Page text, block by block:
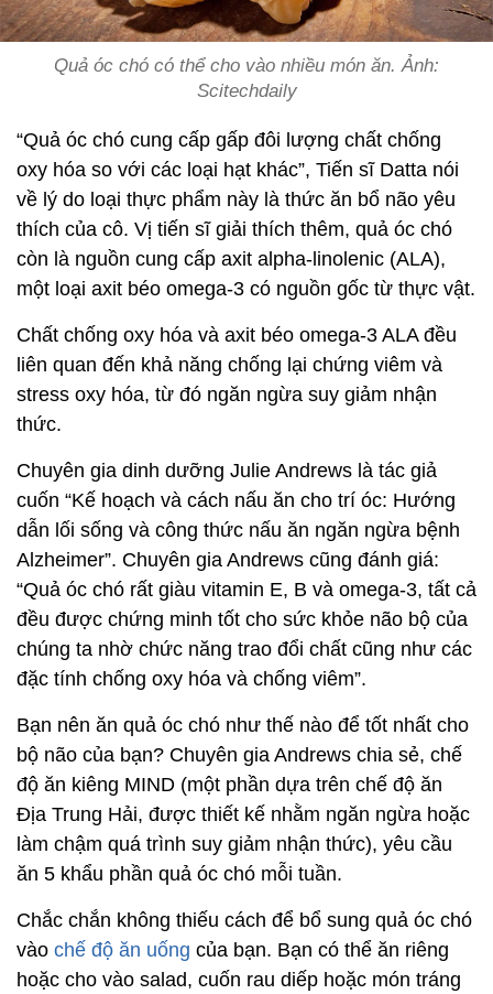
Quả óc chó có thể cho vào nhiều món ăn. Ảnh:
Scitechdaily
“Quả óc chó cung cấp gấp đôi lượng chất chống
oxy hóa so với các loại hạt khác”, Tiến sĩ Datta nói
về lý do loại thực phẩm này là thức ăn bổ não yêu
thích của cô. Vị tiến sĩ giải thích thêm, quả óc chó
còn là nguồn cung cấp axit alpha-linolenic (ALA),
một loại axit béo omega-3 có nguồn gốc từ thực vật.
Chất chống oxy hóa và axit béo omega-3 ALA đều
liên quan đến khả năng chống lại chứng viêm và
stress oxy hóa, từ đó ngăn ngừa suy giảm nhận
thức.
Chuyên gia dinh dưỡng Julie Andrews là tác giả
cuốn “Kế hoạch và cách nấu ăn cho trí óc: Hướng
dẫn lối sống và công thức nấu ăn ngăn ngừa bệnh
Alzheimer”. Chuyên gia Andrews cũng đánh giá:
“Quả óc chó rất giàu vitamin E, B và omega-3, tất cả
đều được chứng minh tốt cho sức khỏe não bộ của
chúng ta nhờ chức năng trao đổi chất cũng như các
đặc tính chống oxy hóa và chống viêm”.
Bạn nên ăn quả óc chó như thế nào để tốt nhất cho
bộ não của bạn? Chuyên gia Andrews chia sẻ, chế
độ ăn kiêng MIND (một phần dựa trên chế độ ăn
Địa Trung Hải, được thiết kế nhằm ngăn ngừa hoặc
làm chậm quá trình suy giảm nhận thức), yêu cầu
ăn 5 khẩu phần quả óc chó mỗi tuần.
Chắc chắn không thiếu cách để bổ sung quả óc chó
vào chế độ ăn uống của bạn. Bạn có thể ăn riêng
hoặc cho vào salad, cuốn rau diếp hoặc món tráng